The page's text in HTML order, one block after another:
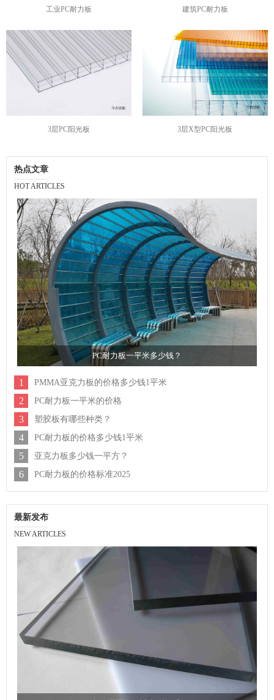
工业PC耐力板 建筑PC耐力板
3层PC阳光板 3层X型PC阳光板
热点文章
HOT ARTICLES
PC耐力板一平米多少钱？
1 PMMA亚克力板的价格多少钱1平米
2 PC耐力板一平米的价格
3 塑胶板有哪些种类？
4 PC耐力板的价格多少钱1平米
5 亚克力板多少钱一平方？
6 PC耐力板的价格标准2025
最新发布
NEW ARTICLES